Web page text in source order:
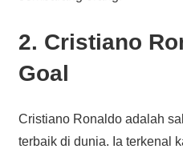
2. Cristiano
Goal
Cristiano Ronaldo adalah
terbaik di dunia. Ia terkenal